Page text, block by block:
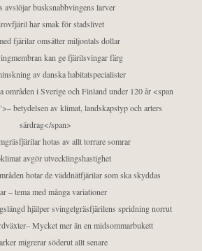
avslöjar busksnabbvingens larver
har smak för stadslivet
fjärilar omsätter miljontals dollar
kan ge fjärilsvingar färg
av danska habitatspecialister
i Sverige och Finland under 120 år <span
betydelsen av klimat, landskapstyp och arters
särdrag</span>
hotas av allt torrare somrar
avgör utvecklingshastighet
hotar de väddnätfjärilar som ska skyddas
– tema med många variationer
hjälper svingelgräsfjärilens spridning norrut
Mycket mer än en midsommarbukett
migrerar söderut allt senare